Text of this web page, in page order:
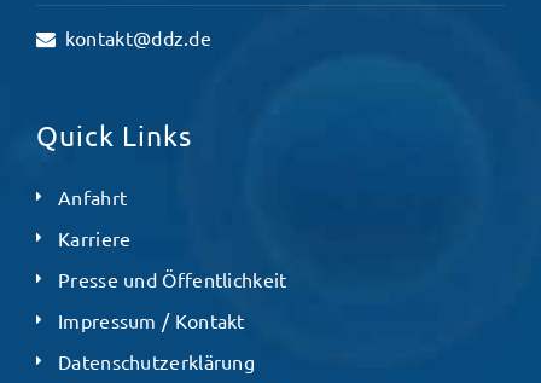
kontakt@ddz.de
Quick Links
Anfahrt
Karriere
Presse und Öffentlichkeit
Impressum / Kontakt
Datenschutzerklärung